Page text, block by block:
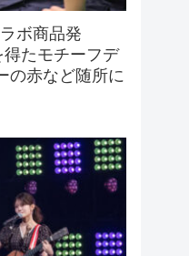
ボ商品発
得たモチーフデ
の赤など随所に